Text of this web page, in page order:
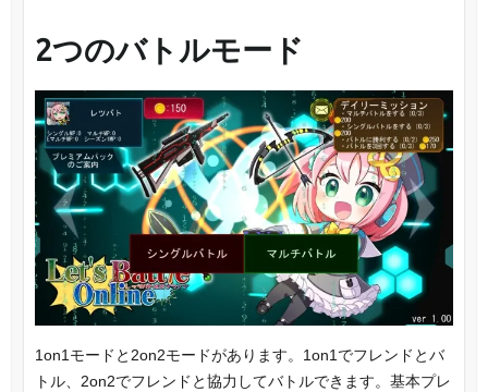
2つのバトルモード
1on1モードと2on2モードがあります。1on1でフレンドとバ
トル、2on2でフレンドと協力してバトルできます。基本プレ